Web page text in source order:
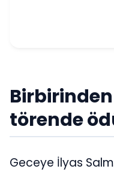
törende
Geceye İlyas